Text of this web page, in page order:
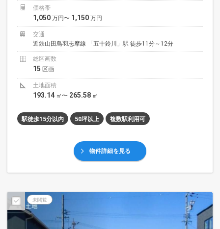
価格帯
1,050 万円〜 1,150 万円
交通
近鉄山田鳥羽志摩線 「五十鈴川」駅 徒歩11分～12分
総区画数
15 区画
土地面積
193.14 ㎡〜 265.58 ㎡
駅徒歩15分以内 50坪以上 複数駅利用可
物件詳細を見る
未閲覧